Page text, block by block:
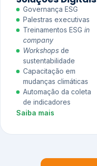
Governança ESG
Palestras executivas
Treinamentos ESG in
company
Workshops de
sustentabilidade
Capacitação em
mudanças climáticas
Automação da coleta
de indicadores
Saiba mais